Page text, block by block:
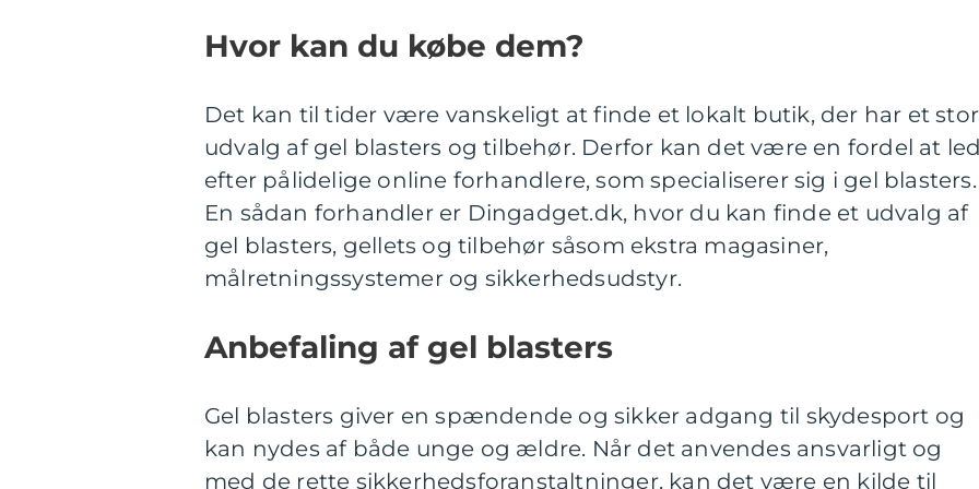
Hvor kan du købe dem?
Det kan til tider være vanskeligt at finde et lokalt butik, der har et
udvalg af gel blasters og tilbehør. Derfor kan det være en fordel at
efter pålidelige online forhandlere, som specialiserer sig i gel blasters.
En sådan forhandler er Dingadget.dk, hvor du kan finde et udvalg af
gel blasters, gellets og tilbehør såsom ekstra magasiner,
målretningssystemer og sikkerhedsudstyr.
Anbefaling af gel blasters
Gel blasters giver en spændende og sikker adgang til skydesport og
kan nydes af både unge og ældre. Når det anvendes ansvarligt og
med de rette sikkerhedsforanstaltninger, kan det være en kilde til